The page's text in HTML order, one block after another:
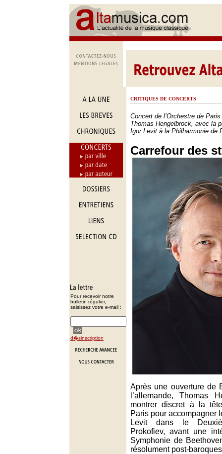
Pour recevoir notre
bulletin régulier,
saisissez votre e-mail :
d�sinscription
CRITIQUES DE CONCERTS
Concert de l’Orchestre de
Thomas Hengelbrock, avec la
Igor Levit à la Philharmonie de
Carrefour des
Après une ouverture de
l’allemande, Thomas
montrer discret à la
Paris pour accompagner
Levit dans le
Prokofiev, avant une
Symphonie de
résolument post-